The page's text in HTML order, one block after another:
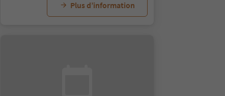
Plus d’information